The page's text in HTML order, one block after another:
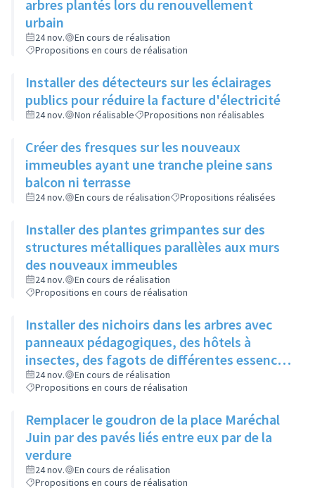
arbres plantés lors du renouvellement
urbain
24 nov.
En cours de réalisation
Propositions en cours de réalisation
Installer des détecteurs sur les éclairages
publics pour réduire la facture d'électricité
24 nov. Non réalisable Propositions non réalisables
Créer des fresques sur les nouveaux
immeubles ayant une tranche pleine sans
balcon ni terrasse
24 nov. En cours de réalisation Propositions réalisées
Installer des plantes grimpantes sur des
structures métalliques parallèles aux murs
des nouveaux immeubles
24 nov.
En cours de réalisation
Propositions en cours de réalisation
Installer des nichoirs dans les arbres avec
panneaux pédagogiques, des hôtels à
insectes, des fagots de différentes essences
pour stimuler la biodiversité sur la place du
Château à la Roue
24 nov.
En cours de réalisation
Propositions en cours de réalisation
Remplacer le goudron de la place Maréchal
Juin par des pavés liés entre eux par de la
verdure
24 nov.
En cours de réalisation
Propositions en cours de réalisation